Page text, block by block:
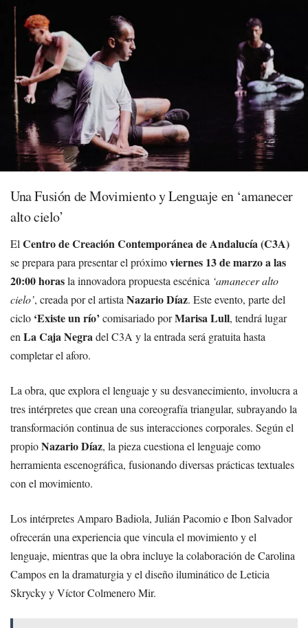
Una Fusión de Movimiento y Lenguaje en ‘amanecer
alto cielo’
El Centro de Creación Contemporánea de Andalucía (C3A)
se prepara para presentar el próximoviernes 13 de marzo a las
20:00 horasla innovadora propuesta escénica ‘amanecer alto
cielo’, creada por el artista Nazario Díaz. Este evento, parte del
ciclo ‘Existe un río’ comisariado porMarisa Lull, tendrá lugar
en La Caja Negradel C3A y la entrada será gratuita hasta
completar el aforo.
La obra, que explora el lenguaje y su desvanecimiento, involucra a
tres intérpretes que crean una coreografía triangular, subrayando la
transformación continua de sus interacciones corporales. Según el
propioNazario Díaz, la pieza cuestiona el lenguaje como
herramienta escenográfica, fusionando diversas prácticas textuales
con el movimiento.
Los intérpretes Amparo Badiola, Julián Pacomio e Ibon Salvador
ofrecerán una experiencia que vincula el movimiento y el
lenguaje, mientras que la obra incluye la colaboración de Carolina
Campos en la dramaturgia y el diseño iluminático de Leticia
Skrycky y Víctor Colmenero Mir.